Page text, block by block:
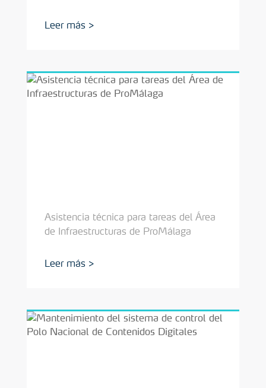
Asistencia técnica para tareas del Área
de Infraestructuras de ProMálaga